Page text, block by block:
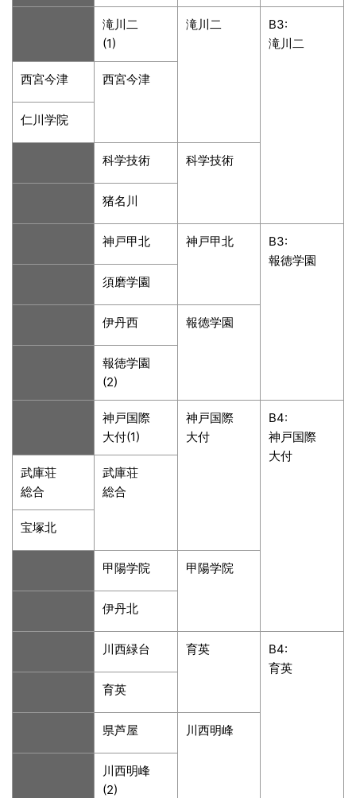
滝川二
(1)
滝川二
B3:
滝川二
西宮今津 西宮今津
仁川学院
科学技術 科学技術
猪名川
神戸甲北 神戸甲北
B3:
報徳学園
須磨学園
伊丹西 報徳学園
報徳学園
(2)
神戸国際
大付(1)
神戸国際
大付
B4:
神戸国際
大付
武庫荘
総合
武庫荘
総合
宝塚北
甲陽学院 甲陽学院
伊丹北
川西緑台 育英
B4:
育英
育英
県芦屋 川西明峰
川西明峰
(2)